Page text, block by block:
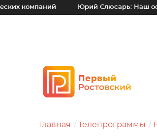
Юрий Слюсарь: Наш основной
Главная Телепрограммы